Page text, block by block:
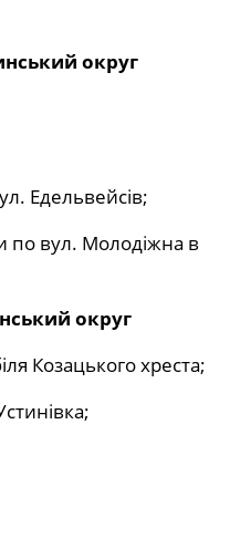
округ
Едельвейсів;
по вул. Молодіжна в
округ
Козацького хреста;